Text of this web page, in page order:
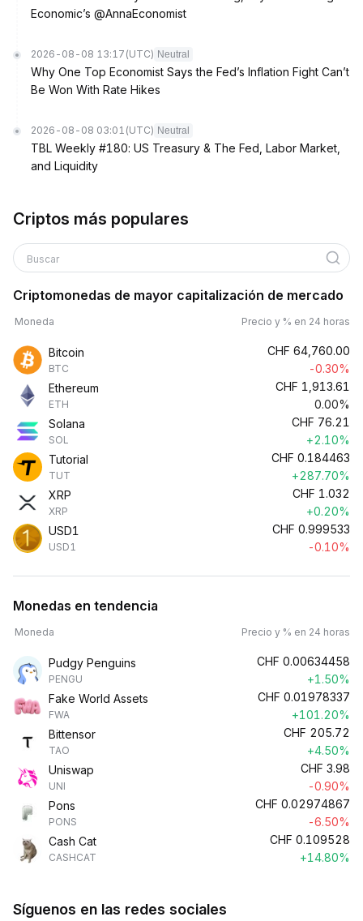
Economic’s @AnnaEconomist
2026-08-08 13:17 (UTC) Neutral
Why One Top Economist Says the Fed’s Inflation Fight Can’t
Be Won With Rate Hikes
2026-08-08 03:01 (UTC) Neutral
TBL Weekly #180: US Treasury & The Fed, Labor Market,
and Liquidity
Criptos más populares
Buscar
Criptomonedas de mayor capitalización de mercado
Moneda Precio y % en 24 horas
Bitcoin
BTC
CHF 64,760.00
-0.30%
Ethereum
ETH
CHF 1,913.61
0.00%
Solana
SOL
CHF 76.21
+2.10%
Tutorial
TUT
CHF 0.184463
+287.70%
XRP
XRP
CHF 1.032
+0.20%
USD1
USD1
CHF 0.999533
-0.10%
Monedas en tendencia
Moneda Precio y % en 24 horas
Pudgy Penguins
PENGU
CHF 0.00634458
+1.50%
Fake World Assets
FWA
CHF 0.01978337
+101.20%
Bittensor
TAO
CHF 205.72
+4.50%
Uniswap
UNI
CHF 3.98
-0.90%
Pons
PONS
CHF 0.02974867
-6.50%
Cash Cat
CASHCAT
CHF 0.109528
+14.80%
Síguenos en las redes sociales